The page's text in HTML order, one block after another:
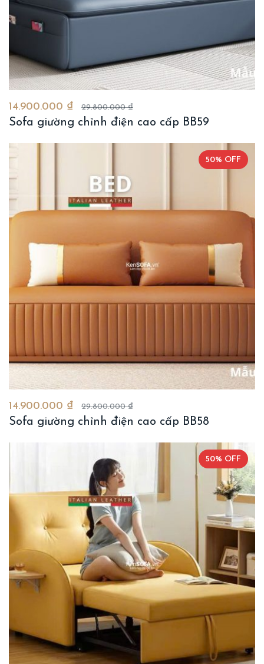
14.900.000 ₫ 29.800.000 ₫
Sofa giường chỉnh điện cao cấp BB59
50% OFF
14.900.000 ₫ 29.800.000 ₫
Sofa giường chỉnh điện cao cấp BB58
50% OFF